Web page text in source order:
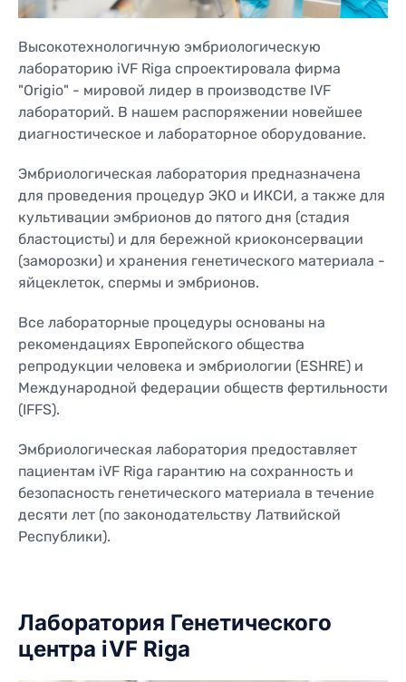
КОНТАКТЫ
Высокотехнологичную эмбриологическую
лабораторию iVF Riga спроектировала фирма
"Origio" - мировой лидер в производстве IVF
лабораторий. В нашем распоряжении новейшее
диагностическое и лабораторное оборудование.
Эмбриологическая лаборатория предназначена
для проведения процедур ЭКО и ИКСИ, а также для
культивации эмбрионов до пятого дня (стадия
бластоцисты) и для бережной криоконсервации
(заморозки) и хранения генетического материала -
яйцеклеток, спермы и эмбрионов.
Все лабораторные процедуры основаны на
рекомендациях Европейского общества
репродукции человека и эмбриологии (ESHRE) и
Международной федерации обществ фертильности
(IFFS).
Эмбриологическая лаборатория предоставляет
пациентам iVF Riga гарантию на сохранность и
безопасность генетического материала в течение
десяти лет (по законодательству Латвийской
Республики).
Лаборатория Генетического
центра iVF Riga